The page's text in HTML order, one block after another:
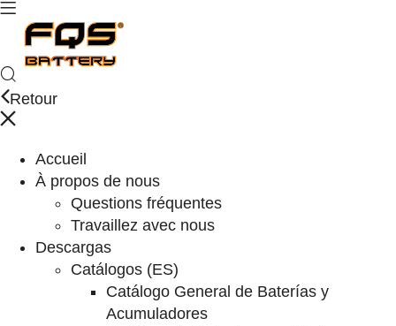
Retour
Accueil
À propos de nous
Questions fréquentes
Travaillez avec nous
Descargas
Catálogos (ES)
Catálogo General de Baterías y
Acumuladores